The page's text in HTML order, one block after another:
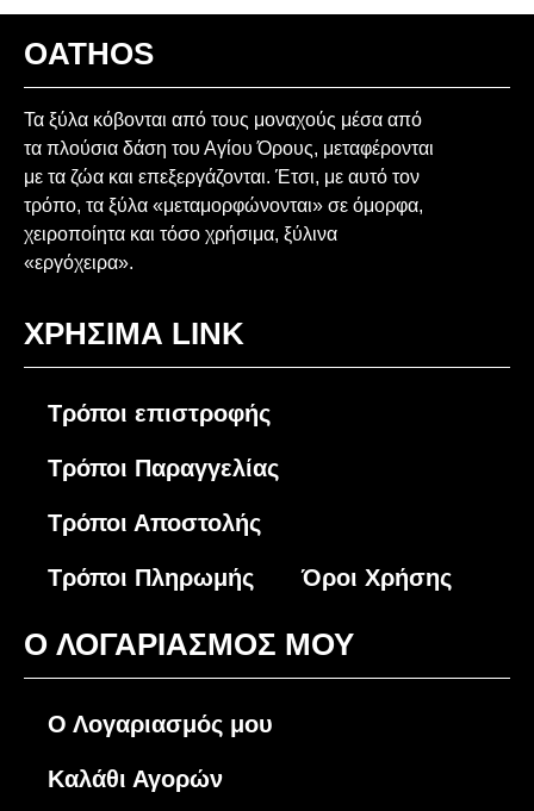
OATHOS
Τα ξύλα κόβονται από τους μοναχούς μέσα από
τα πλούσια δάση του Αγίου Όρους, μεταφέρονται
με τα ζώα και επεξεργάζονται. Έτσι, με αυτό τον
τρόπο, τα ξύλα «μεταμορφώνονται» σε όμορφα,
χειροποίητα και τόσο χρήσιμα, ξύλινα
«εργόχειρα».
ΧΡΗΣΙΜΑ LINK
Τρόποι επιστροφής
Τρόποι Παραγγελίας
Τρόποι Αποστολής
Τρόποι Πληρωμής Όροι Χρήσης
O ΛΟΓΑΡΙΑΣΜΟΣ ΜΟΥ
Ο Λογαριασμός μου
Καλάθι Αγορών